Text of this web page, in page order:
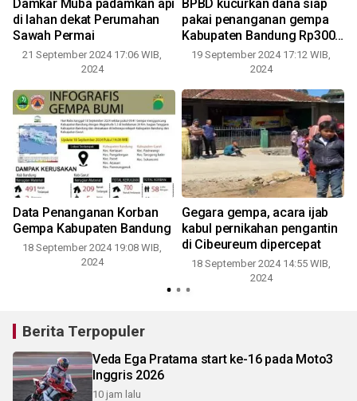
Damkar Muba padamkan api
di lahan dekat Perumahan
Sawah Permai
21 September 2024 17:06 WIB,
2024
BPBD kucurkan dana siap
pakai penanganan gempa
Kabupaten Bandung Rp300
juta
19 September 2024 17:12 WIB,
2024
Data Penanganan Korban
Gempa Kabupaten Bandung
18 September 2024 19:08 WIB,
2024
Gegara gempa, acara ijab
kabul pernikahan pengantin
di Cibeureum dipercepat
18 September 2024 14:55 WIB,
2024
Berita Terpopuler
Veda Ega Pratama start ke-16 pada Moto3
Inggris 2026
10 jam lalu